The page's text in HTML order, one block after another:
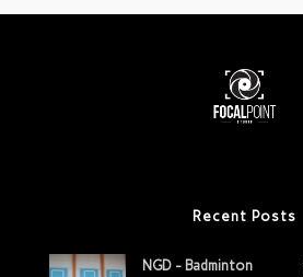
Recent Posts
NGD - Badminton